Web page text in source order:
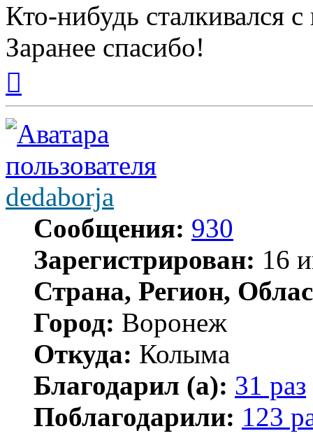
Кто-нибудь сталкивался
Заранее спасибо!
началу
dedaborja
Сообщения: 930
Зарегистрирован: 16
Страна, Регион,
Город: Воронеж
Откуда: Колыма
Благодарил (а): 31 раз
Поблагодарили: 123